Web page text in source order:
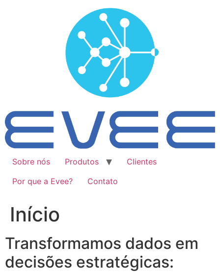
Sobre nós Produtos
Clientes
Por que a Evee?
Contato
Início
Transformamos dados em
decisões estratégicas: